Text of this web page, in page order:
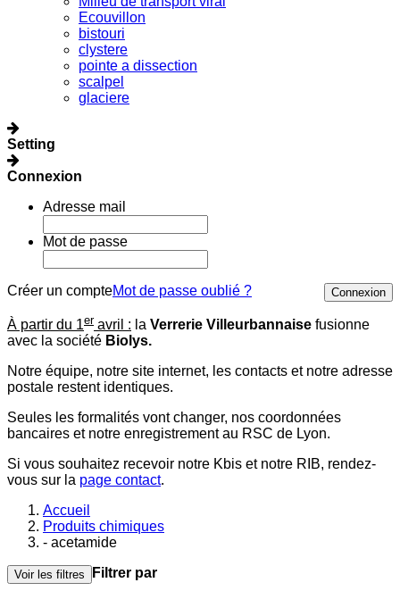
Ecouvillon
bistouri
clystere
pointe a dissection
scalpel
glaciere
Setting
Connexion
Adresse mail
Mot de passe
Créer un compte Connexion
Mot de passe oublié ?
À partir du 1er avril : la Verrerie Villeurbannaise fusionne
avec la société Biolys.
Notre équipe, notre site internet, les contacts et notre adresse
postale restent identiques.
Seules les formalités vont changer, nos coordonnées
bancaires et notre enregistrement au RSC de Lyon.
Si vous souhaitez recevoir notre Kbis et notre RIB, rendez-
vous sur la page contact.
Accueil
Produits chimiques
- acetamide
Voir les filtres
Filtrer par